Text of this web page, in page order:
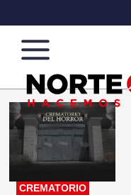
Norte
de
Ciudad
Más
que
noticias,
hacemos periodismo
CREMATORIO